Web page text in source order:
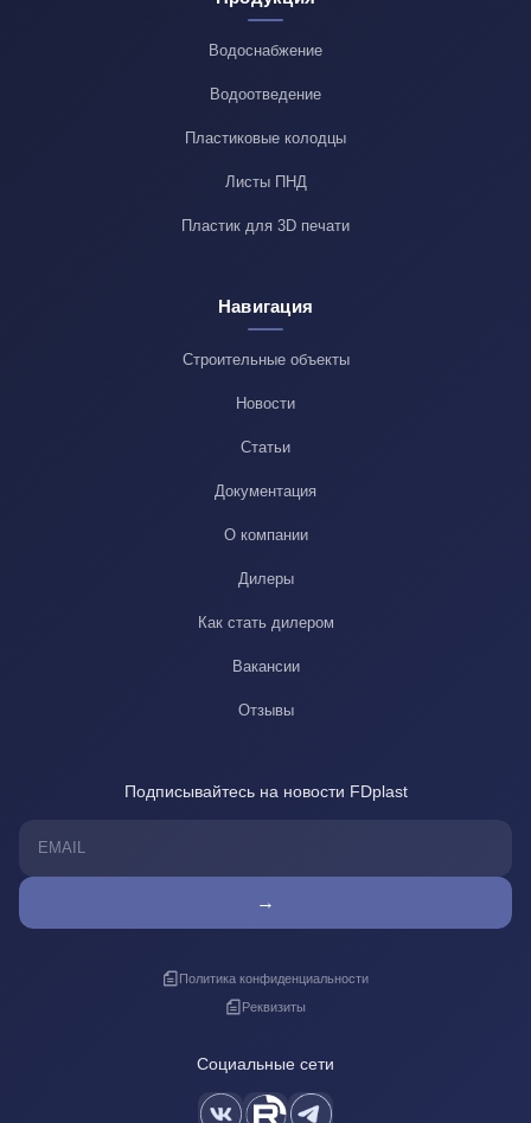
Водоснабжение
Водоотведение
Пластиковые колодцы
Листы ПНД
Пластик для 3D печати
Навигация
Строительные объекты
Новости
Статьи
Документация
О компании
Дилеры
Как стать дилером
Вакансии
Отзывы
Подписывайтесь на новости FDplast
→
Политика конфиденциальности
Реквизиты
Социальные сети